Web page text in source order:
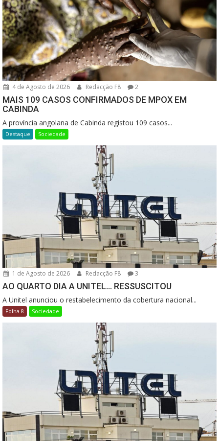
4 de Agosto de 2026 Redacção F8 2
MAIS 109 CASOS CONFIRMADOS DE MPOX EM
CABINDA
A província angolana de Cabinda registou 109 casos...
Destaque Sociedade
1 de Agosto de 2026 Redacção F8 3
AO QUARTO DIA A UNITEL… RESSUSCITOU
A Unitel anunciou o restabelecimento da cobertura nacional...
Folha 8 Sociedade